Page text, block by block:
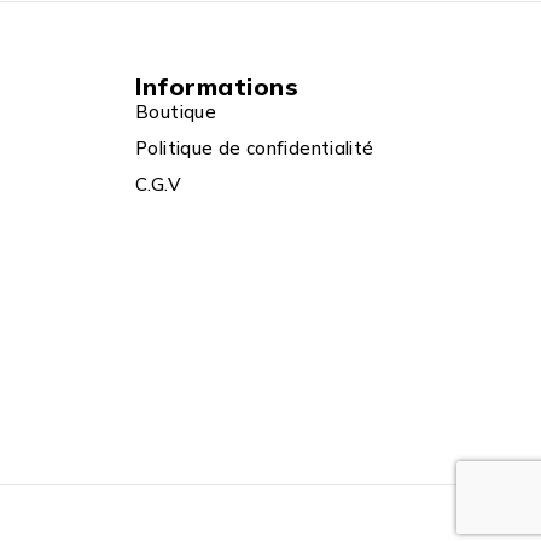
Informations
Boutique
Politique de confidentialité
C.G.V